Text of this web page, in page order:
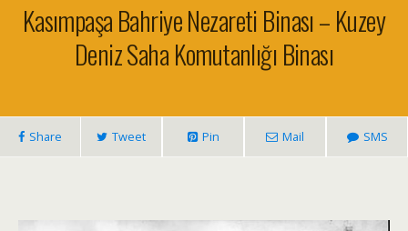
Kasımpaşa Bahriye Nezareti Binası – Kuzey
Deniz Saha Komutanlığı Binası
Share Tweet Pin Mail SMS